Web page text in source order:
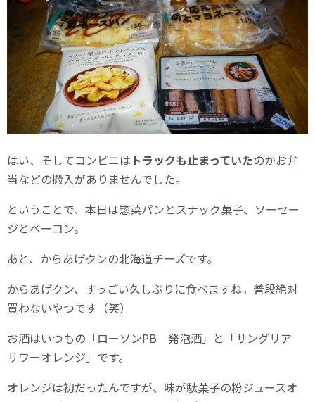
はい、そしてコンビニは トラックも止まっていたのかお弁
当などの搬入がありませんでした。
ということで、本日は惣菜パンとスナック菓子、ソーセー
ジとベーコン。
あと、からあげクンの北海道チーズです。
からあげクン、すっごい久しぶりに食べますね。普段絶対
買わないやつです（笑）
お酒はいつもの「ローソンPB 発泡酒」と「サングリア
サワーオレンジ」です。
オレンジは初だったんですが、味が駄菓子の粉ジュースオ